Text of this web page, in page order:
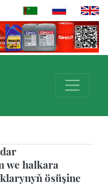
we halkara
ösüşine